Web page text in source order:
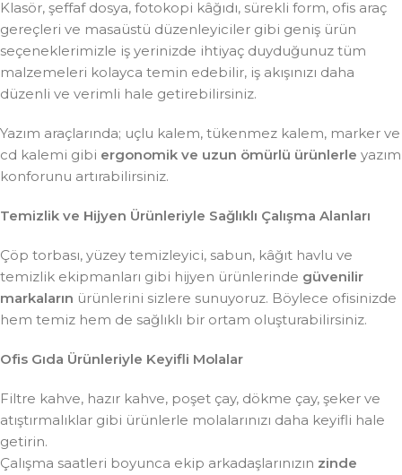
Klasör, şeffaf dosya, fotokopi kâğıdı, sürekli form, ofis araç
gereçleri ve masaüstü düzenleyiciler gibi geniş ürün
seçeneklerimizle iş yerinizde ihtiyaç duyduğunuz tüm
malzemeleri kolayca temin edebilir, iş akışınızı daha
düzenli ve verimli hale getirebilirsiniz.
Yazım araçlarında; uçlu kalem, tükenmez kalem, marker ve
cd kalemi gibi ergonomik ve uzun ömürlü ürünlerle yazım
konforunu artırabilirsiniz.
Temizlik ve Hijyen Ürünleriyle Sağlıklı Çalışma Alanları
Çöp torbası, yüzey temizleyici, sabun, kâğıt havlu ve
temizlik ekipmanları gibi hijyen ürünlerinde güvenilir
markaların ürünlerini sizlere sunuyoruz. Böylece ofisinizde
hem temiz hem de sağlıklı bir ortam oluşturabilirsiniz.
Ofis Gıda Ürünleriyle Keyifli Molalar
Filtre kahve, hazır kahve, poşet çay, dökme çay, şeker ve
atıştırmalıklar gibi ürünlerle molalarınızı daha keyifli hale
getirin.
Çalışma saatleri boyunca ekip arkadaşlarınızın zinde